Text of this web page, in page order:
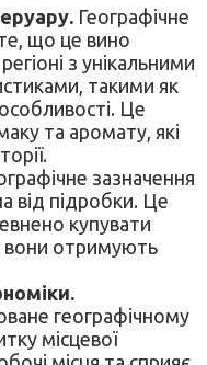
Географічне
що це вино
з унікальними
такими як
Це
та аромату, які
зазначення
від підробки. Це
купувати
вони отримують
географічному
місцевої